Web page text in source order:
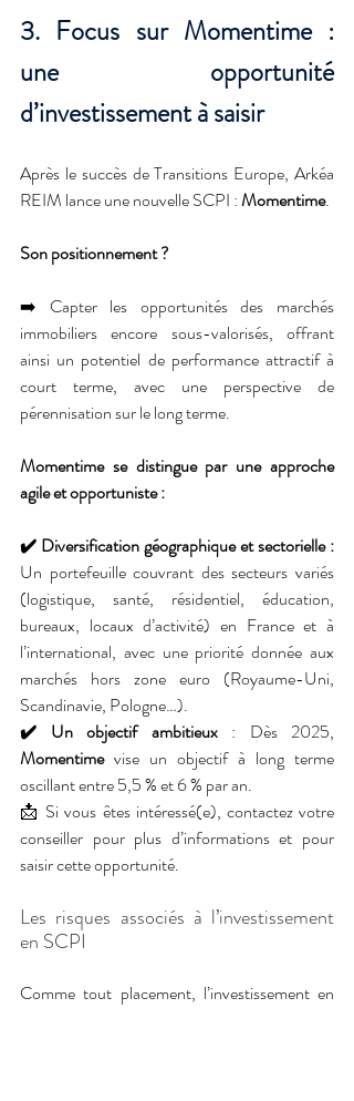
3. Focus sur Momentime :
une opportunité
d’investissement à saisir
Après le succès de Transitions Europe, Arkéa
REIM lance une nouvelle SCPI : Momentime.
Son positionnement ?
➡️ Capter les opportunités des marchés
immobiliers encore sous-valorisés, offrant
ainsi un potentiel de performance attractif à
court terme, avec une perspective de
pérennisation sur le long terme.
Momentime se distingue par une approche
agile et opportuniste :
Un portefeuille couvrant des secteurs variés
(logistique, santé, résidentiel, éducation,
bureaux, locaux d’activité) en France et à
l’international, avec une priorité donnée aux
marchés hors zone euro (Royaume-Uni,
Scandinavie, Pologne…).
✔️ Un objectif ambitieux
Momentime vise un objectif à long terme
oscillant entre 5,5 % et 6 % par an.
📩 Si vous êtes intéressé(e), contactez votre
conseiller pour plus d’informations et pour
saisir cette opportunité.
Les risques associés à l’investissement
en SCPI
Comme tout placement, l’investissement en